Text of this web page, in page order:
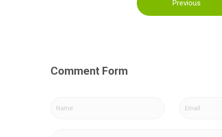
Previous
Comment Form